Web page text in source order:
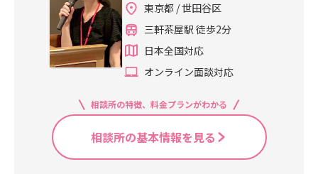
東京都 / 世田谷区
三軒茶屋駅 徒歩2分
日本全国対応
オンライン面談対応
相談所の特徴、料金プランがわかる
相談所の基本情報を見る